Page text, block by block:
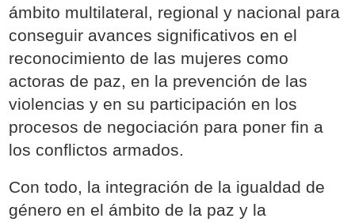
ámbito multilateral, regional y nacional para
conseguir avances significativos en el
reconocimiento de las mujeres como
actoras de paz, en la prevención de las
violencias y en su participación en los
procesos de negociación para poner fin a
los conflictos armados.
Con todo, la integración de la igualdad de
género en el ámbito de la paz y la